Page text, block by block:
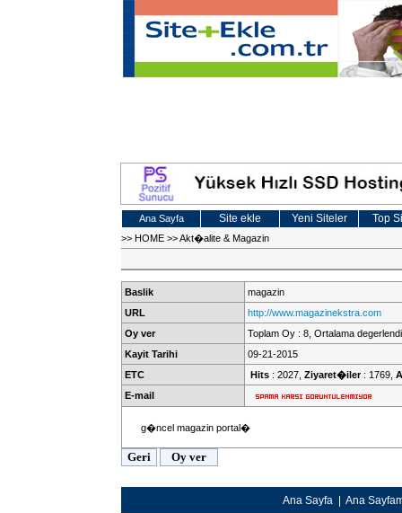
Ana Sayfa Site ekle Yeni Siteler Top
>> HOME >>Akt�alite & Magazin
Baslik
magazin
URL
http://www.magazinekstra.com
Oy ver
Toplam Oy : 8, Ortalama
Kayit Tarihi
09-21-2015
ETC
Hits : 2027, Ziyaret�iler: 1769,
E-mail
g�ncel magazin portal�
Ana Sayfa Ana